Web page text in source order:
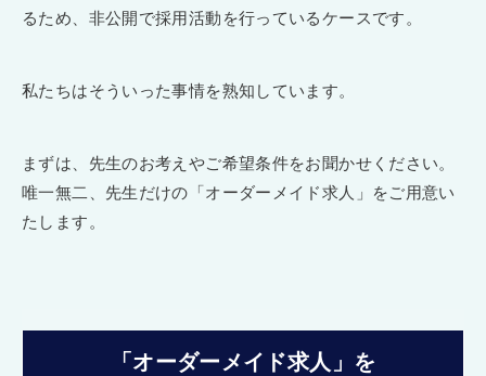
るため、非公開で採用活動を行っているケースです。
私たちはそういった事情を熟知しています。
まずは、先生のお考えやご希望条件をお聞かせください。
唯一無二、先生だけの「オーダーメイド求人」をご用意い
たします。
「オーダーメイド求人」を